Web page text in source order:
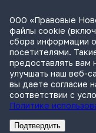
расходов
Практика
, 11:12
Утренний обзор за 4
бизнеса и
браузеры
Обзор СМИ
, 10:12
ООО «Правовые
файлы cookie
сбора информации
посетителями.
предоставлять вам
улучшать наш веб-
вы даете согласие
соответствии с
Политике
Подтвердить